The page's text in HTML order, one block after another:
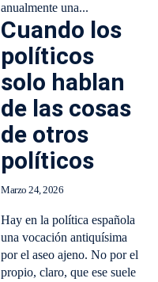
anualmente una...
Cuando los
políticos
solo hablan
de las cosas
de otros
políticos
Marzo 24, 2026
Hay en la política española
una vocación antiquísima
por el aseo ajeno. No por el
propio, claro, que ese suele